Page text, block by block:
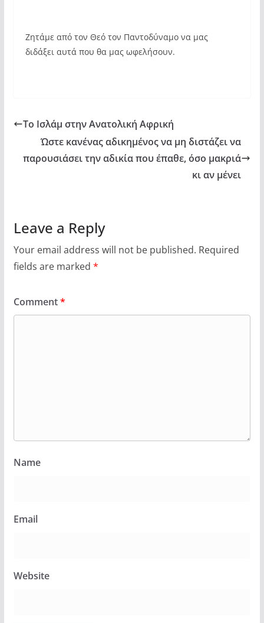
Ζητάμε από τον Θεό τον Παντοδύναμο να μας
διδάξει αυτά που θα μας ωφελήσουν.
Το Ισλάμ στην Ανατολική Αφρική
Ώστε κανένας αδικημένος να μη διστάζει να
παρουσιάσει την αδικία που έπαθε, όσο μακριά
κι αν μένει
Leave a Reply
Your email address will not be published. Required
fields are marked *
Comment*
Name
Email
Website